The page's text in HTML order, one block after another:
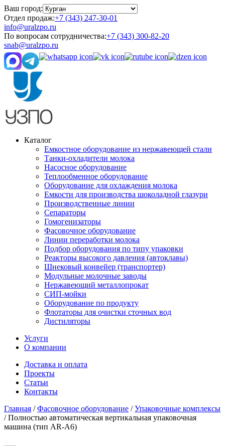
Ваш город:
Отдел продаж:+7 (343) 247-30-01
info@uralzpo.ru
По вопросам сотрудничества:+7 (343) 300-82-20
snab@uralzpo.ru
Каталог
Емкостное оборудование из нержавеющей стали
Танки-охладители молока
Насосное оборудование
Теплообменное оборудование
Оборудование для охлаждения молока
Емкости для производства шоколадной глазури
Производственные линии
Сепараторы
Гомогенизаторы
Фасовочное оборудование
Линии переработки молока
Подбор оборудования по типу упаковки
Реакторы высокого давления (автоклавы)
Шнековый конвейер (транспортер)
Модульные молочные заводы
Нержавеющий металлопрокат
СИП-мойки
Оборудование по продукту
Флотаторы для очистки сточных вод
Дистиляторы
Услуги
О компании
Доставка и оплата
Проекты
Статьи
Контакты
Главная /Фасовочное оборудование /Упаковочные комплексы
/Полностью автоматическая вертикальная упаковочная
машина (тип AR-A6)